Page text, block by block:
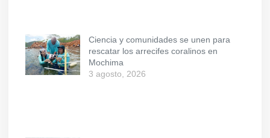
Ciencia y comunidades se unen para
rescatar los arrecifes coralinos en
Mochima
3 agosto, 2026